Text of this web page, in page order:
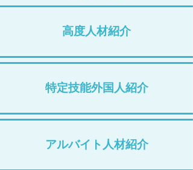
高度人材紹介
特定技能外国人紹介
アルバイト人材紹介